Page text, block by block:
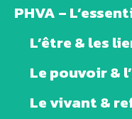
PHVA –
L’être & les
Le pouvoir &
Le vivant &